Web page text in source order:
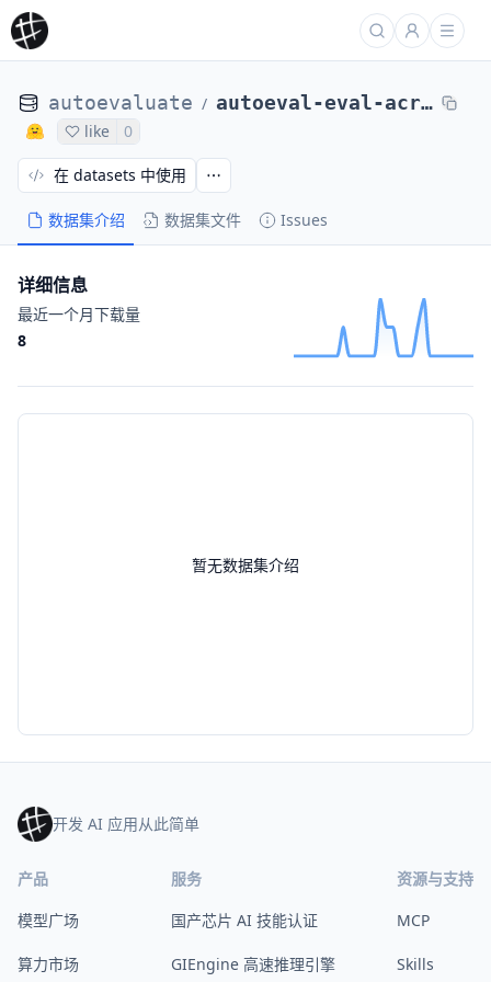
autoevaluate / autoeval-eval-acronym_identification-default-440f68-2494576904
like 0
数据集介绍 数据集文件 Issues
在 datasets 中使用
暂无数据集介绍
详细信息
最近一个月下载量
8
开发 AI 应用从此简单
产品
模型广场
算力市场
服务
国产芯片 AI 技能认证
GIEngine 高速推理引擎
资源与支持
MCP
Skills